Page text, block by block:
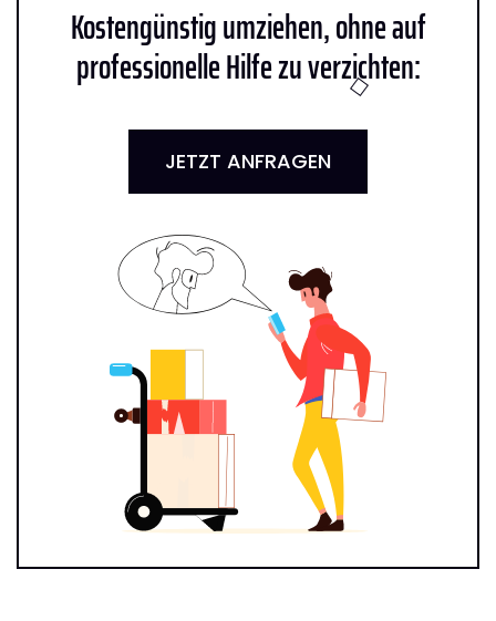
Kostengünstig umziehen, ohne auf
professionelle Hilfe zu verzichten:
JETZT ANFRAGEN